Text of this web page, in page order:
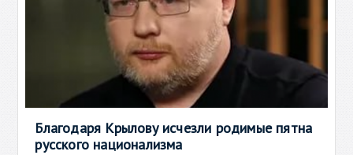
Благодаря Крылову исчезли родимые пятна
русского национализма